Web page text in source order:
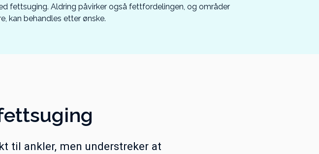
fettsuging. Aldring påvirker også fettfordelingen, og områder
kan behandles etter ønske.
til ankler, men understreker at